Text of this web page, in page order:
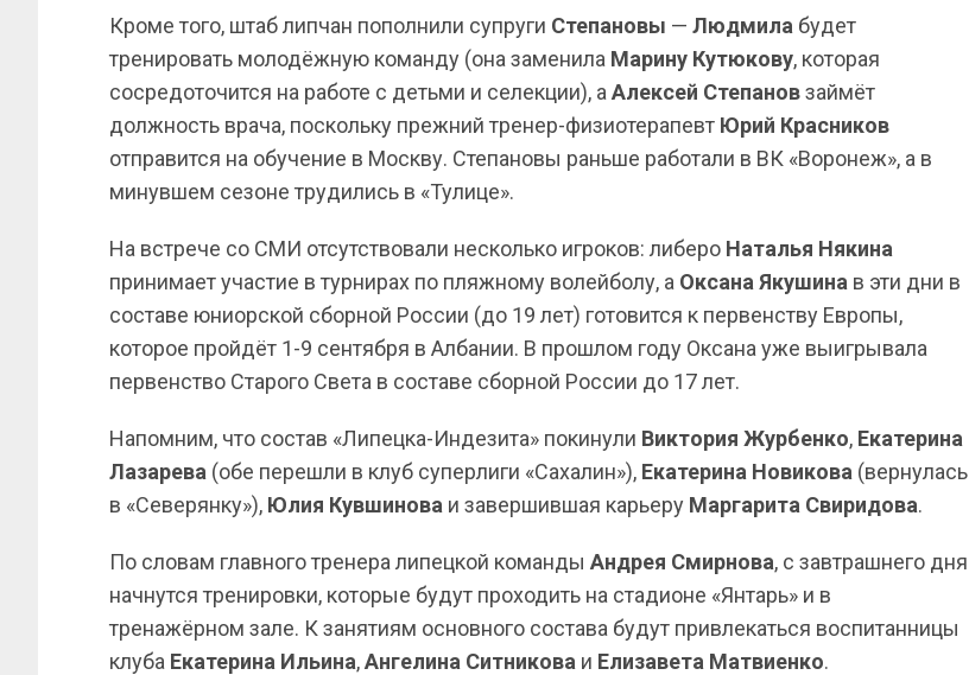
Кроме того, штаб липчан пополнили супруги Степановы — Людмила будет
тренировать молодёжную команду (она заменила Марину Кутюкову, которая
сосредоточится на работе с детьми и селекции), а Алексей Степановзаймёт
должность врача, поскольку прежний тренер-физиотерапевт Юрий Красников
отправится на обучение в Москву. Степановы раньше работали в ВК «Воронеж», а в
минувшем сезоне трудились в «Тулице».
На встрече со СМИ отсутствовали несколько игроков: либеро Наталья Някина
принимает участие в турнирах по пляжному волейболу, а Оксана Якушина в эти дни в
составе юниорской сборной России (до 19 лет) готовится к первенству Европы,
которое пройдёт 1-9 сентября в Албании. В прошлом году Оксана уже выигрывала
первенство Старого Света в составе сборной России до 17 лет.
Напомним, что состав «Липецка-Индезита» покинули Виктория Журбенко, Екатерина
Лазарева (обе перешли в клуб суперлиги «Сахалин»), Екатерина Новикова (вернулась
в «Северянку»), Юлия Кувшинова и завершившая карьеру Маргарита Свиридова.
По словам главного тренера липецкой команды Андрея Смирнова, с завтрашнего дня
начнутся тренировки, которые будут проходить на стадионе «Янтарь» и в
тренажёрном зале. К занятиям основного состава будут привлекаться воспитанницы
клуба Екатерина Ильина,Ангелина Ситникова и Елизавета Матвиенко.